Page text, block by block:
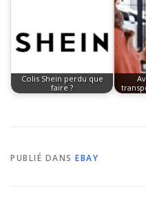
Colis Shein perdu que
faire ?
PUBLIÉ DANS EBAY